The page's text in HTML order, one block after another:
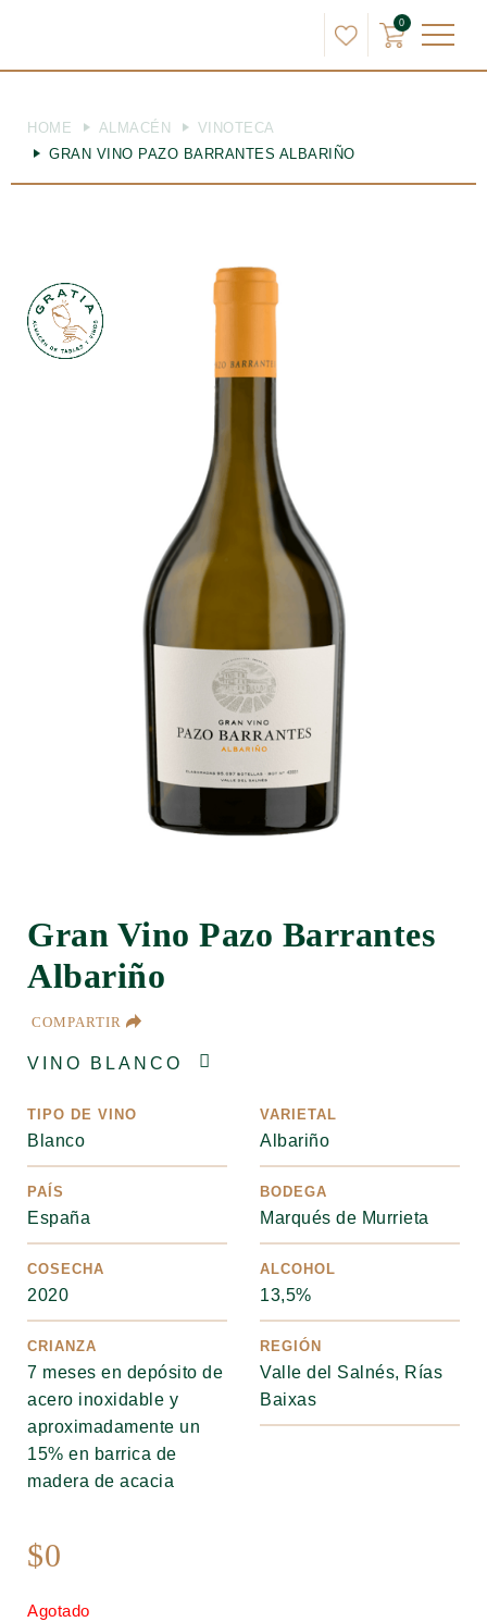
0
HOME ALMACÉN
VINOTECA
GRAN VINO PAZO BARRANTES ALBARIÑO
Gran Vino Pazo Barrantes
Albariño
COMPARTIR
VINO BLANCO
TIPO DE VINO
Blanco
VARIETAL
Albariño
PAÍS
España
BODEGA
Marqués de Murrieta
COSECHA
2020
ALCOHOL
13,5%
CRIANZA
7 meses en depósito de
acero inoxidable y
aproximadamente un
15% en barrica de
madera de acacia
REGIÓN
Valle del Salnés, Rías
Baixas
$0
Agotado